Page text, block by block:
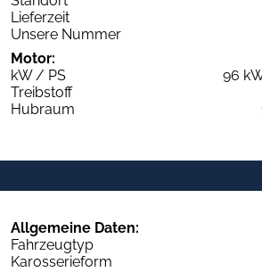
Lieferzeit
Unsere Nummer
Motor:
kW / PS
96
Treibstoff
Hubraum
Allgemeine Daten:
Fahrzeugtyp
Karosserieform